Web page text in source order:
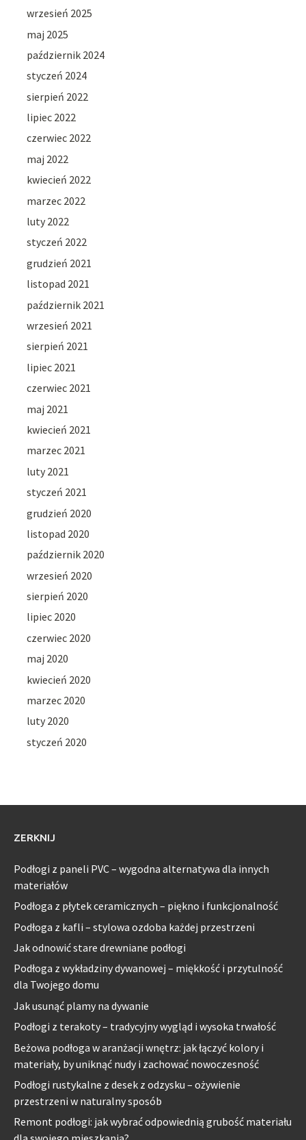
wrzesień 2025
maj 2025
październik 2024
styczeń 2024
sierpień 2022
lipiec 2022
czerwiec 2022
maj 2022
kwiecień 2022
marzec 2022
luty 2022
styczeń 2022
grudzień 2021
listopad 2021
październik 2021
wrzesień 2021
sierpień 2021
lipiec 2021
czerwiec 2021
maj 2021
kwiecień 2021
marzec 2021
luty 2021
styczeń 2021
grudzień 2020
listopad 2020
październik 2020
wrzesień 2020
sierpień 2020
lipiec 2020
czerwiec 2020
maj 2020
kwiecień 2020
marzec 2020
luty 2020
styczeń 2020
ZERKNIJ
Podłogi z paneli PVC – wygodna alternatywa dla innych
materiałów
Podłoga z płytek ceramicznych – piękno i funkcjonalność
Podłoga z kafli – stylowa ozdoba każdej przestrzeni
Jak odnowić stare drewniane podłogi
Podłoga z wykładziny dywanowej – miękkość i przytulność
dla Twojego domu
Jak usunąć plamy na dywanie
Podłogi z terakoty – tradycyjny wygląd i wysoka trwałość
Beżowa podłoga w aranżacji wnętrz: jak łączyć kolory i
materiały, by uniknąć nudy i zachować nowoczesność
Podłogi rustykalne z desek z odzysku – ożywienie
przestrzeni w naturalny sposób
Remont podłogi: jak wybrać odpowiednią grubość materiału